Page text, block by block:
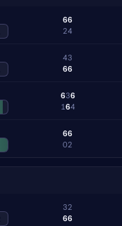
6
2
6
4
4
6
3
6
6
1
3
6
6
4
6
0
6
2
3
6
2
6